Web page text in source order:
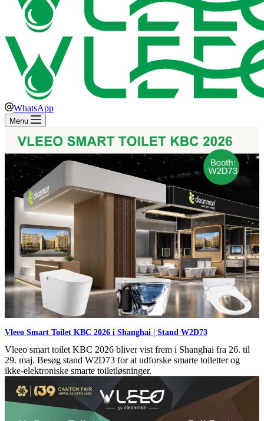
WhatsApp
Menu
Vleeo Smart Toilet KBC 2026 i Shanghai | Stand W2D73
Vleeo smart toilet KBC 2026 bliver vist frem i Shanghai fra 26. til
29. maj. Besøg stand W2D73 for at udforske smarte toiletter og
ikke-elektroniske smarte toiletløsninger.